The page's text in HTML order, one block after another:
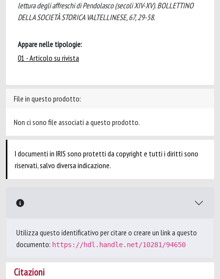
lettura degli affreschi di Pendolasco (secoli XIV-XV). BOLLETTINO
DELLA SOCIETÀ STORICA VALTELLINESE, 67, 29-58.
Appare nelle tipologie:
01 - Articolo su rivista
File in questo prodotto:
Non ci sono file associati a questo prodotto.
I documenti in IRIS sono protetti da copyright e tutti i diritti sono
riservati, salvo diversa indicazione.
Utilizza questo identificativo per citare o creare un link a questo
documento: https://hdl.handle.net/10281/94650
Citazioni